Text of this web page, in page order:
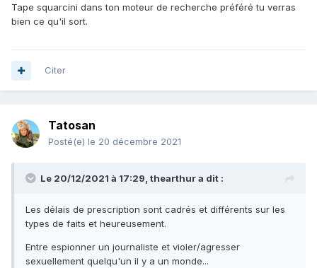
Tape squarcini dans ton moteur de recherche préféré tu verras
bien ce qu'il sort.
Citer
Tatosan
Posté(e) le 20 décembre 2021
Le 20/12/2021 à 17:29, thearthura dit :
Les délais de prescription sont cadrés et différents sur les
types de faits et heureusement.
Entre espionner un journaliste et violer/agresser
sexuellement quelqu'un il y a un monde...